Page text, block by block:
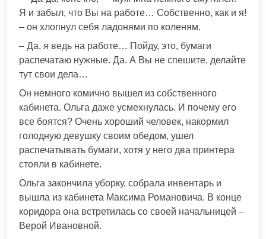
Я и забыл, что Вы на работе… Собственно, как и я!
– он хлопнул себя ладонями по коленям.
– Да, я ведь на работе… Пойду, это, бумаги
распечатаю нужные. Да. А Вы не спешите, делайте
тут свои дела…
Он немного комично вышел из собственного
кабинета. Ольга даже усмехнулась. И почему его
все боятся? Очень хороший человек, накормил
голодную девушку своим обедом, ушел
распечатывать бумаги, хотя у него два принтера
стояли в кабинете.
Ольга закончила уборку, собрала инвентарь и
вышла из кабинета Максима Романовича. В конце
коридора она встретилась со своей начальницей –
Верой Ивановной.